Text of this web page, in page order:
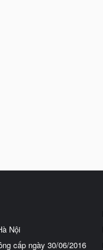
Nội
cấp ngày 30/06/2016